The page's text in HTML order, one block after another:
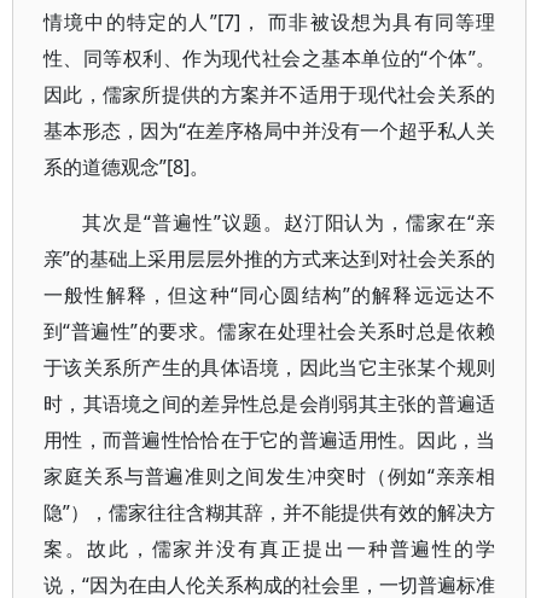
情境中的特定的人”[7]， 而非被设想为具有同等理
性、同等权利、作为现代社会之基本单位的“个体”。
因此，儒家所提供的方案并不适用于现代社会关系的
基本形态，因为“在差序格局中并没有一个超乎私人关
系的道德观念”[8]。
其次是“普遍性”议题。赵汀阳认为，儒家在“亲
亲”的基础上采用层层外推的方式来达到对社会关系的
一般性解释，但这种“同心圆结构”的解释远远达不
到“普遍性”的要求。儒家在处理社会关系时总是依赖
于该关系所产生的具体语境，因此当它主张某个规则
时，其语境之间的差异性总是会削弱其主张的普遍适
用性，而普遍性恰恰在于它的普遍适用性。因此，当
家庭关系与普遍准则之间发生冲突时（例如“亲亲相
隐”），儒家往往含糊其辞，并不能提供有效的解决方
案。故此，儒家并没有真正提出一种普遍性的学
说，“因为在由人伦关系构成的社会里，一切普遍标准